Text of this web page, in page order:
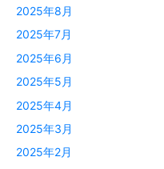
2025年8月
2025年7月
2025年6月
2025年5月
2025年4月
2025年3月
2025年2月